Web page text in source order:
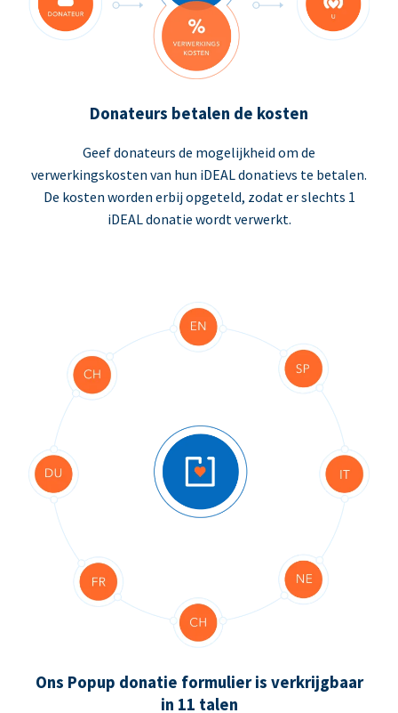
Donateurs betalen de kosten
Geef donateurs de mogelijkheid om de
verwerkingskosten van hun iDEAL donatievs te betalen.
De kosten worden erbij opgeteld, zodat er slechts 1
iDEAL donatie wordt verwerkt.
Ons Popup donatie formulier is verkrijgbaar
in 11 talen